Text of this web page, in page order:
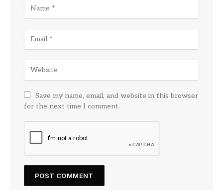
Save my name, email, and website in this browser
for the next time I comment.